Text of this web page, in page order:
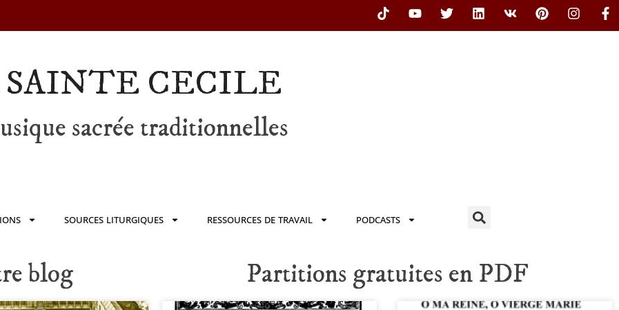
SAINTE CECILE
sacrée traditionnelles
SOURCES LITURGIQUES RESSOURCES DE TRAVAIL PODCASTS
blog Partitions gratuites en PDF